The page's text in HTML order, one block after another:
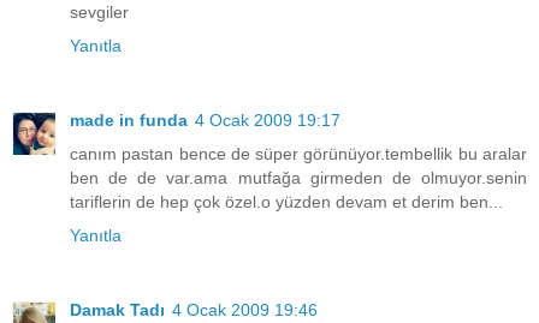
sevgiler
Yanıtla
made in funda 4 Ocak 2009 19:17
canım pastan bence de süper görünüyor.tembellik bu aralar
ben de de var.ama mutfağa girmeden de olmuyor.senin
tariflerin de hep çok özel.o yüzden devam et derim ben...
Yanıtla
Damak Tadı 4 Ocak 2009 19:46